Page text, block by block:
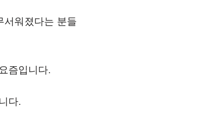
서워졌다는 분들
즘입니다.
다.